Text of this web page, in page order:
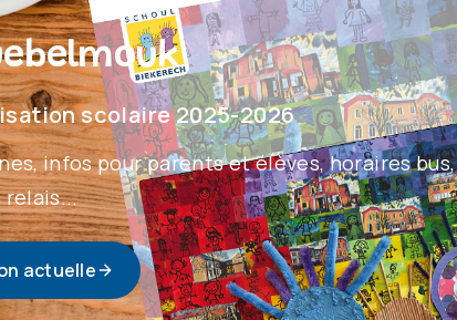
scolaire 2025-2026
infos pour parents et élèves, horaires bus,
relais...
actuelle